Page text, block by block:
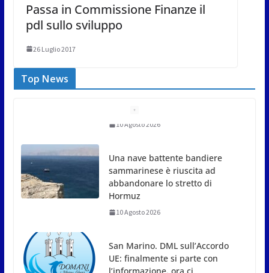
Passa in Commissione Finanze il
pdl sullo sviluppo
26 Luglio 2017
Top News
abbandonare lo stretto di
Hormuz
l’informazione, ora ci
aspettiamo la sostanza